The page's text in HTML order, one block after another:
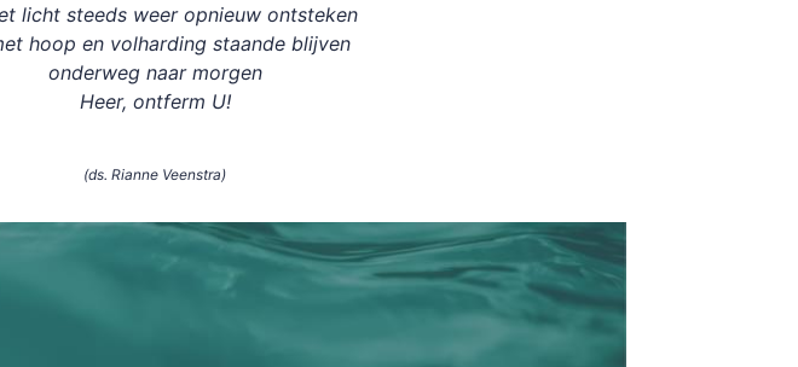
licht steeds weer opnieuw ontsteken
hoop en volharding staande blijven
onderweg naar morgen
Heer, ontferm U!
(ds. Rianne Veenstra)